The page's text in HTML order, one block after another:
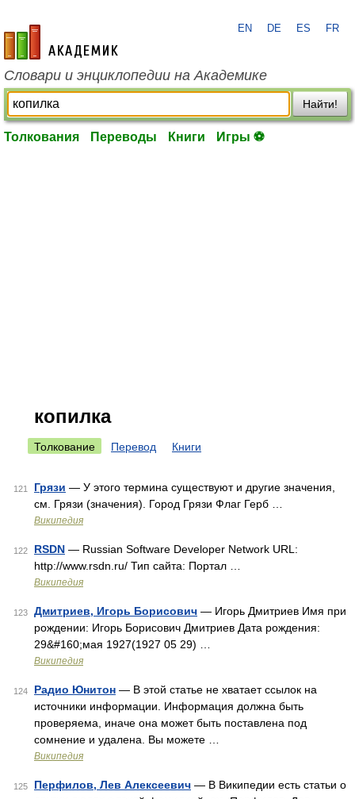
academic.ru
EN DE ES FR
Словари и энциклопедии на Академике
Найти!
Толкования Переводы Книги Игры ⚽
копилка
Толкование Перевод Книги
121 Грязи — У этого термина существуют и другие значения,
см. Грязи (значения). Город Грязи Флаг Герб …
Википедия
122 RSDN — Russian Software Developer Network URL:
http://www.rsdn.ru/ Тип сайта: Портал …
Википедия
123 Дмитриев, Игорь Борисович — Игорь Дмитриев Имя при
рождении: Игорь Борисович Дмитриев Дата рождения:
29&#160;мая 1927(1927 05 29) …
Википедия
124 Радио Юнитон — В этой статье не хватает ссылок на
источники информации. Информация должна быть
проверяема, иначе она может быть поставлена под
сомнение и удалена. Вы можете …
Википедия
125 Перфилов, Лев Алексеевич — В Википедии есть статьи о